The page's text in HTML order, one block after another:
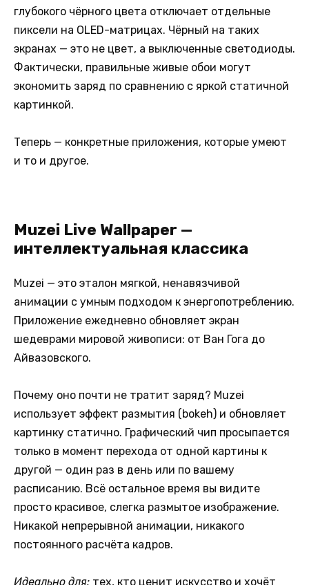
глубокого чёрного цвета отключает отдельные
пиксели на OLED-матрицах. Чёрный на таких
экранах — это не цвет, а выключенные светодиоды.
Фактически, правильные живые обои могут
экономить заряд по сравнению с яркой статичной
картинкой.
Теперь — конкретные приложения, которые умеют
и то и другое.
Muzei Live Wallpaper —
интеллектуальная классика
Muzei — это эталон мягкой, ненавязчивой
анимации с умным подходом к энергопотреблению.
Приложение ежедневно обновляет экран
шедеврами мировой живописи: от Ван Гога до
Айвазовского.
Почему оно почти не тратит заряд? Muzei
использует эффект размытия (bokeh) и обновляет
картинку статично. Графический чип просыпается
только в момент перехода от одной картины к
другой — один раз в день или по вашему
расписанию. Всё остальное время вы видите
просто красивое, слегка размытое изображение.
Никакой непрерывной анимации, никакого
постоянного расчёта кадров.
Идеально для: тех, кто ценит искусство и хочёт